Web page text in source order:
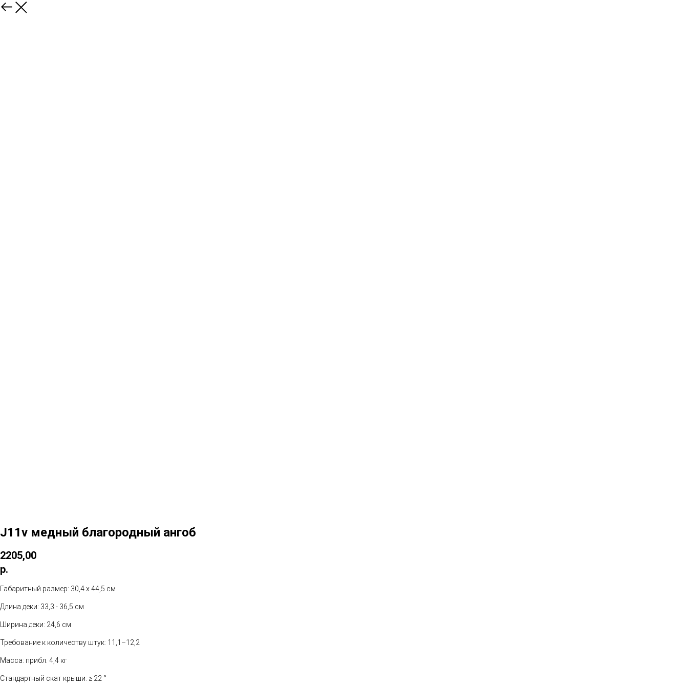
J11v медный благородный ангоб
2205,00
р.
Габаритный размер: 30,4 x 44,5 см
Длина деки: 33,3 - 36,5 см
Ширина деки: 24,6 см
Требование к количеству штук: 11,1–12,2
Масса: прибл. 4,4 кг
Стандартный скат крыши: ≥ 22 °